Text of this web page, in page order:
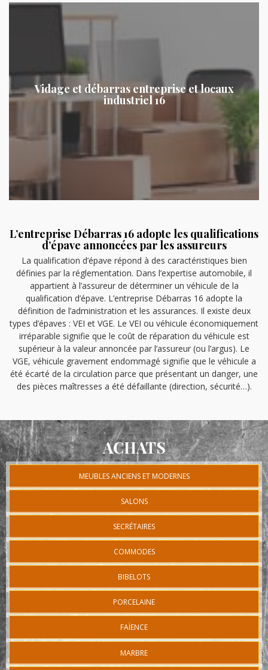
Vidage et débarras entreprise et locaux
industriel 16
L’entreprise Débarras 16 adopte les qualifications
d’épave annoncées par les assureurs
La qualification d’épave répond à des caractéristiques bien
définies par la réglementation. Dans l’expertise automobile, il
appartient à l’assureur de déterminer un véhicule de la
qualification d’épave. L’entreprise Débarras 16 adopte la
définition de l’administration et les assurances. Il existe deux
types d’épaves : VEI et VGE. Le VEI ou véhicule économiquement
irréparable signifie que le coût de réparation du véhicule est
supérieur à la valeur annoncée par l’assureur (ou l’argus). Le
VGE, véhicule gravement endommagé signifie que le véhicule a
été écarté de la circulation parce que présentant un danger, une
des pièces maîtresses a été défaillante (direction, sécurité…).
ACHATS
MEUBLES ANCIENS ET MODERNES
SALONS
SECRÉTAIRES
COMMODES
BIBELOTS
PORCELAINE
FAÏENCE
MARBRE